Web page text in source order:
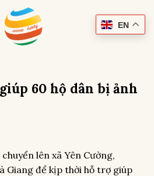
EN
60 hộ dân bị ảnh
lên xã Yên Cường,
Giang để kịp thời hỗ trợ giúp